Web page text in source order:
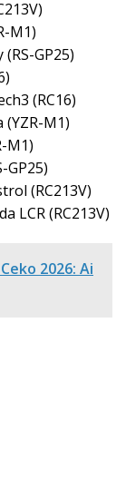
M1)
GP25)
(RC16)
(YZR-M1)
M1)
GP25)
(RC213V)
LCR (RC213V)
2026: Ai